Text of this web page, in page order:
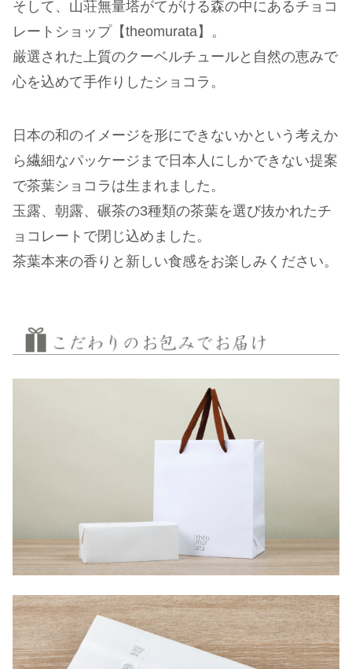
そして、山荘無量塔がてがける森の中にあるチョコ
レートショップ【theomurata】。
厳選された上質のクーベルチュールと自然の恵みで
心を込めて手作りしたショコラ。
日本の和のイメージを形にできないかという考えか
ら繊細なパッケージまで日本人にしかできない提案
で茶葉ショコラは生まれました。
玉露、朝露、碾茶の3種類の茶葉を選び抜かれたチ
ョコレートで閉じ込めました。
茶葉本来の香りと新しい食感をお楽しみください。